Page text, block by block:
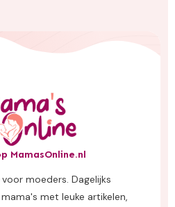
MamasOnline.nl
moeders. Dagelijks
met leuke artikelen,